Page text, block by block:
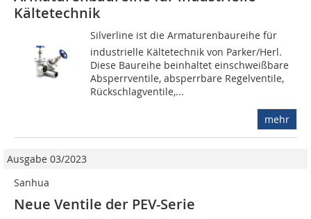
Kältetechnik
Silverline ist die Armaturenbaureihe für
industrielle Kältetechnik von Parker/Herl.
Diese Baureihe beinhaltet einschweißbare
Absperrventile, absperrbare Regelventile,
Rückschlagventile,...
mehr
Ausgabe 03/2023
Sanhua
Neue Ventile der PEV-Serie